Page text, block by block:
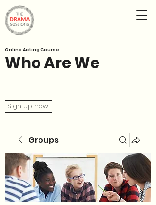
Who Are We
Online Acting Course
Sign up now!
Groups